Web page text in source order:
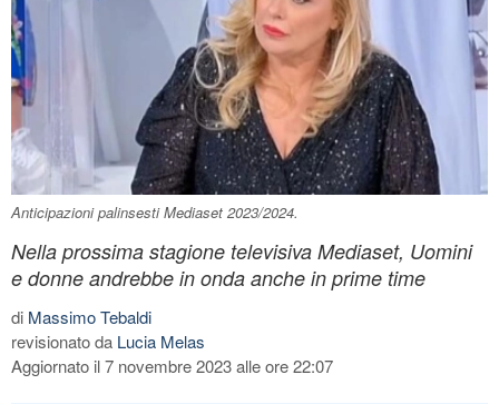
Anticipazioni palinsesti Mediaset 2023/2024.
Nella prossima stagione televisiva Mediaset, Uomini
e donne andrebbe in onda anche in prime time
di Massimo Tebaldi
revisionato da Lucia Melas
Aggiornato il 7 novembre 2023 alle ore 22:07